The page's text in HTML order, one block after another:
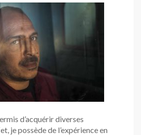
d’acquérir diverses
je possède de l’expérience en